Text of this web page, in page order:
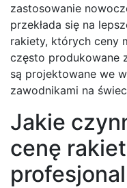
zastosowanie
przekłada się na
rakiety, których ceny
często produkowane
są projektowane we
zawodnikami na
Jakie
cenę